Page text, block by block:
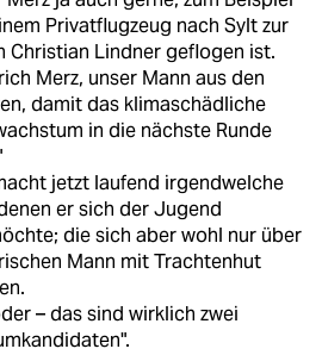
Privatflugzeug nach Sylt zur
Christian Lindner geflogen ist.
Merz, unser Mann aus den
damit das klimaschädliche
in die nächste Runde
jetzt laufend irgendwelche
er sich der Jugend
die sich aber wohl nur über
Mann mit Trachtenhut
– das sind wirklich zwei